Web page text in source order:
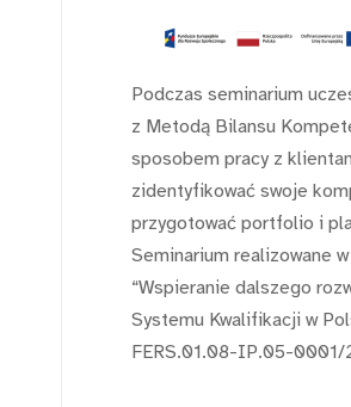
Podczas seminarium
z Metodą Bilansu
sposobem pracy z
zidentyfikować swoje
przygotować portfolio i
Seminarium realizowane
“Wspieranie dalszego
Systemu Kwalifikacji w
FERS.01.08-IP.05-0001/